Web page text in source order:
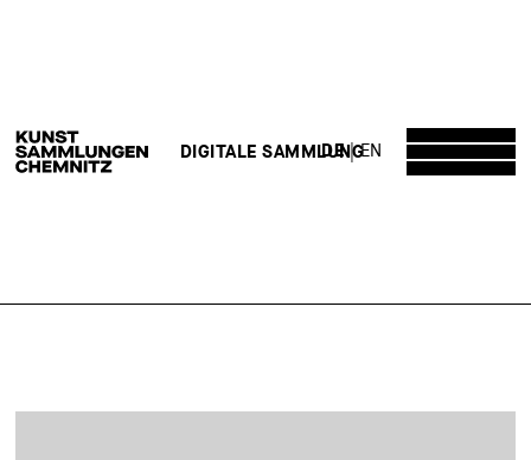
DE EN
DIGITALE SAMMLUNG